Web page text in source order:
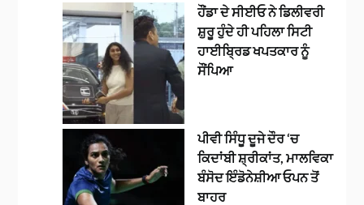
ਹੌਂਡਾ ਦੇ ਸੀਈਓ ਨੇ ਡਿਲੀਵਰੀ
ਸ਼ੁਰੂ ਹੁੰਦੇ ਹੀ ਪਹਿਲਾ ਸਿਟੀ
ਹਾਈਬ੍ਰਿਡ ਖਪਤਕਾਰ ਨੂੰ
ਸੌਂਪਿਆ
ਪੀਵੀ ਸਿੰਧੂ ਦੂਜੇ ਦੌਰ ‘ਚ
ਕਿਦਾਂਬੀ ਸ਼੍ਰੀਕਾਂਤ, ਮਾਲਵਿਕਾ
ਬੰਸੋਦ ਇੰਡੋਨੇਸ਼ੀਆ ਓਪਨ ਤੋਂ
ਬਾਹਰ